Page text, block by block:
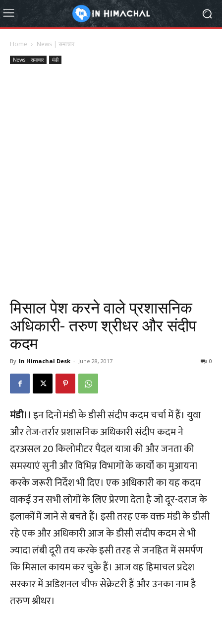
Home News | समाचार
News | समाचार मंडी
मिसाल पेश करने वाले प्रशासनिक
अधिकारी- तरुण श्रीधर और संदीप
कदम
By In Himachal Desk - June 28, 2017 0
मंडी।।इन दिनों मंडी के डीसी संदीप कदम चर्चा में हैं। युवा
और तेज-तर्रार प्रशासनिक अधिकारी संदीप कदम ने
दरअसल 20 किलोमीटर पैदल यात्रा की और जनता की
समस्याएं सुनी और विभिन्न विभागों के कार्यों का मुआयना
करके जरूरी निर्देश भी दिए। एक अधिकारी का यह कदम
वाकई उन सभी लोगों के लिए प्रेरणा देता है जो दूर-दराज के
इलाकों में जाने से बचते हैं। इसी तरह एक वक्त मंडी के डीसी
रहे एक और अधिकारी आज के डीसी संदीप कदम से भी
ज्यादा लंबी दूरी तय करके इसी तरह से जनहित में समर्पण
कि मिसाल कायम कर चुके हैं। आज वह हिमाचल प्रदेश
सरकार में अडिशनल चीफ सेक्रेटरी हैं और उनका नाम है
तरुण श्रीधर।